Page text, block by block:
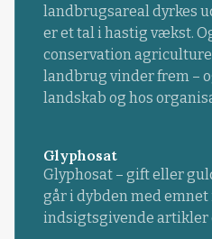
landbrugsareal dyrkes
er et tal i hastig vækst.
conservation
landbrug vinder frem –
landskab og hos
Glyphosat
Glyphosat – gift eller
går i dybden med emnet
indsigtsgivende artikler